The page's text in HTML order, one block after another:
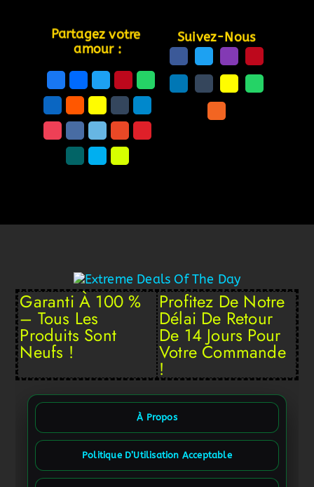
Partagez votre
amour :
Suivez-Nous
Garanti À 100 %
– Tous Les
Produits Sont
Neufs !
Profitez De Notre
Délai De Retour
De 14 Jours Pour
Votre Commande
!
À Propos
Politique D’Utilisation Acceptable